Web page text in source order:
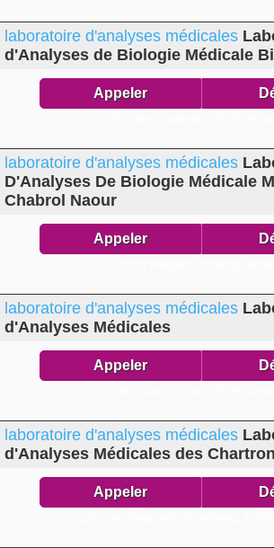
laboratoire d'analyses médicales
d'Analyses de Biologie Médicale
Appeler
laboratoire d'analyses médicales
D'Analyses De Biologie Médicale
Chabrol Naour
Appeler
laboratoire d'analyses médicales
d'Analyses Médicales
Appeler
laboratoire d'analyses médicales
d'Analyses Médicales des
Appeler